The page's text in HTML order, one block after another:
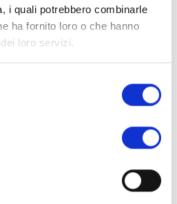
i quali potrebbero combinarle
ha fornito loro o che hanno
loro servizi.
una biblioteca “napoleonica”: una raccolta
che l’associazione metterà a
15 alle 18 sono previste visite guidate a
a
o chiamando 3480913490 dalle 10 alle
dei corsi universitari in turismo della